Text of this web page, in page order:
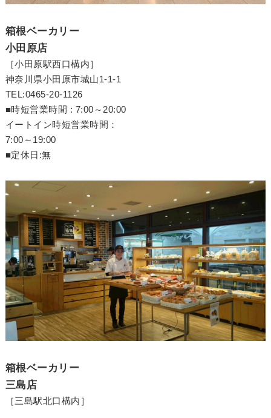
箱根ベーカリー
小田原店
［小田原駅西口構内］
神奈川県小田原市城山1-1-1
TEL:0465-20-1126
■時短営業時間 : 7:00～20:00
イートイン時短営業時間：
7:00～19:00
■定休日:無
箱根ベーカリー
三島店
［三島駅北口構内］